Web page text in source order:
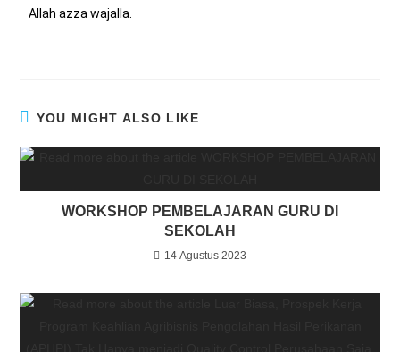
Allah azza wajalla.
YOU MIGHT ALSO LIKE
WORKSHOP PEMBELAJARAN GURU DI
SEKOLAH
14 Agustus 2023